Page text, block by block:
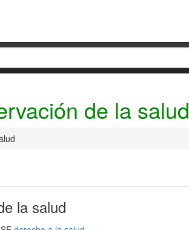
de la salud
la salud